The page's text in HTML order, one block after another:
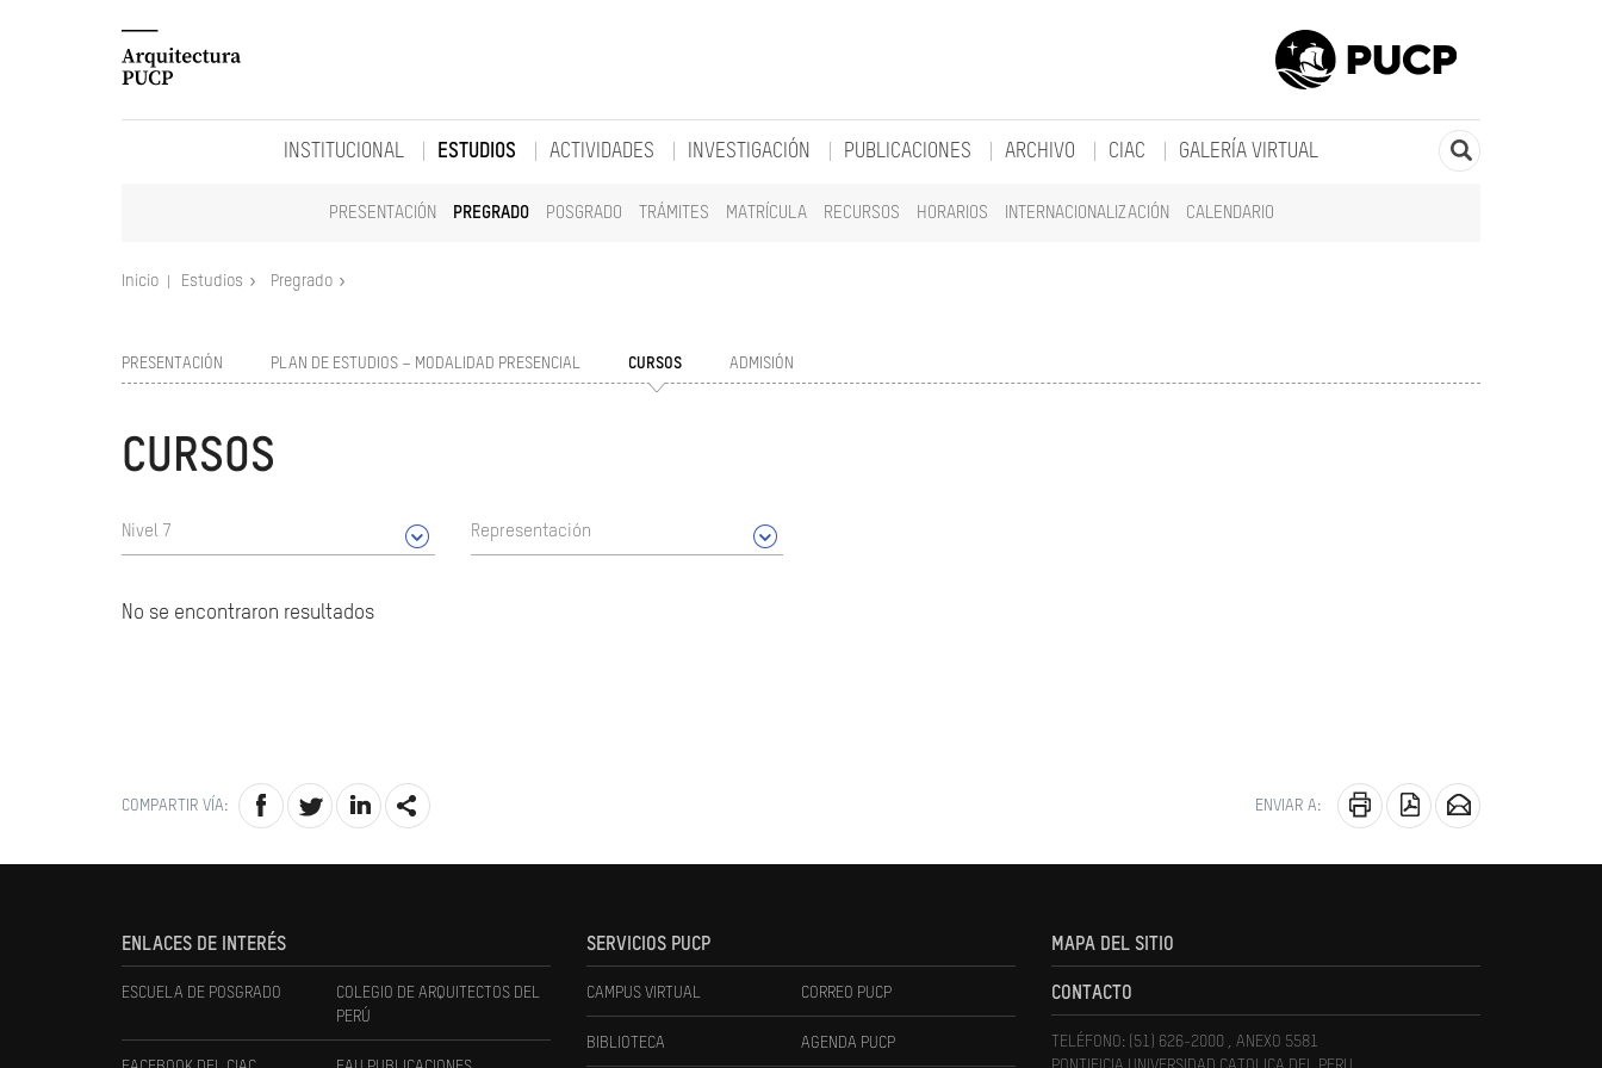
INSTITUCIONAL ESTUDIOS
PRESENTACIÓN PREGRADO POSGRADO TRÁMITES MATRÍCULA RECURSOS HORARIOS INTERNACIONALIZACIÓN CALENDARIO
ACTIVIDADES INVESTIGACIÓN PUBLICACIONES ARCHIVO CIAC GALERÍA VIRTUAL
Inicio Estudios Pregrado
PRESENTACIÓN PLAN DE ESTUDIOS – MODALIDAD PRESENCIAL CURSOS ADMISIÓN
CURSOS
Nivel 7 Representación
No se encontraron resultados
COMPARTIR VÍA: ENVIAR A:
ENLACES DE INTERÉS
ESCUELA DE POSGRADO
COLEGIO DE ARQUITECTOS DEL
PERÚ
SERVICIOS PUCP
CAMPUS VIRTUAL CORREO PUCP
BIBLIOTECA AGENDA PUCP
MAPA DEL SITIO
CONTACTO
TELÉFONO: (51) 626-2000 , ANEXO 5581